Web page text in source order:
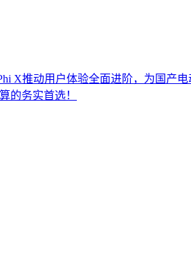
X推动用户体验全面进阶，为国产
的务实首选！